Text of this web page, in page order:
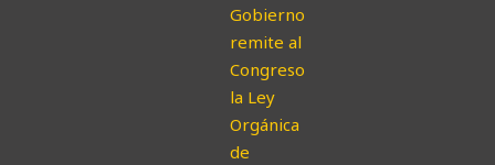
Gobierno
remite al
Congreso
la Ley
Orgánica
de